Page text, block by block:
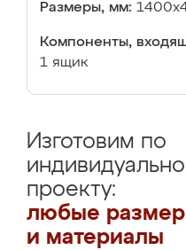
Размеры, мм:
Компоненты,
1 ящик
Изготовим по
проекту:
любые
и материалы